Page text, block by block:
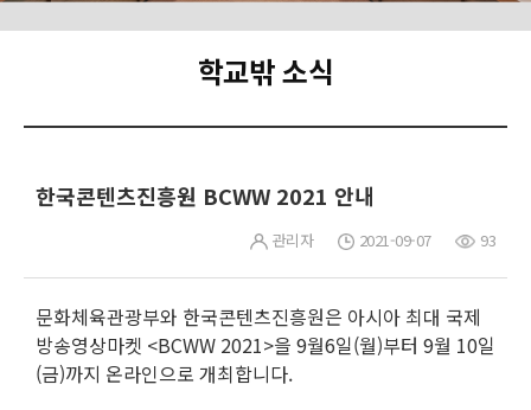
학교밖 소식
한국콘텐츠진흥원 BCWW 2021 안내
관리자 2021-09-07 93
문화체육관광부와 한국콘텐츠진흥원은 아시아 최대 국제
방송영상마켓 <BCWW 2021>을 9월6일(월)부터 9월 10일
(금)까지 온라인으로 개최합니다.